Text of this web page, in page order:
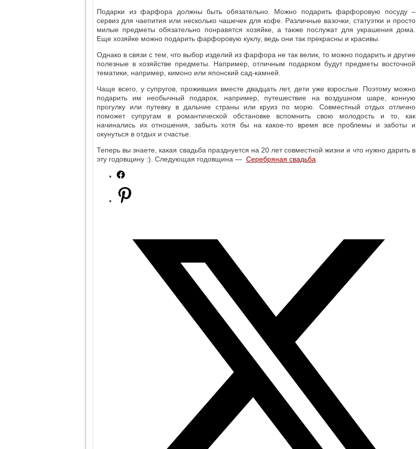
Подарки из фарфора должны быть обязательно. Можно подарить фарфоровую посуду –
сервиз для чаепития или несколько чашечек для кофе. Различные вазочки, статуэтки и просто
милые предметы обязательно понравятся хозяйке, а также послужат для украшения дома.
Еще хозяйке можно подарить фарфоровую куклу, ведь они так прекрасны и красивы.
Однако в связи с тем, что выбор изделий из фарфора не так велик, то можно подарить и другие
полезные в хозяйстве предметы. Например, отличным подарком будут предметы восточной
тематики, например, кимоно или японский сад-камней.
Чаще всего, у супругов, проживших вместе двадцать лет, дети уже взрослые. Поэтому можно
подарить им необычный подарок, например, путешествие на воздушном шаре, конную
прогулку или путевку в дальние страны или круиз по морю. Совместный отдых отлично
поможет супругам в романтической обстановке вспомнить свою молодость и то, как
начинались их отношения, забыть хотя бы на какое-то время все проблемы и заботы и
окунуться в отдых и счастье.
Теперь вы знаете, какая свадьба празднуется на 20 лет совместной жизни и что нужно дарить в
эту годовщину :). Следующая годовщина — Серебряная свадьба